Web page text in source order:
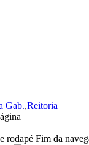
Gab.,Reitoria
rodapé Fim da